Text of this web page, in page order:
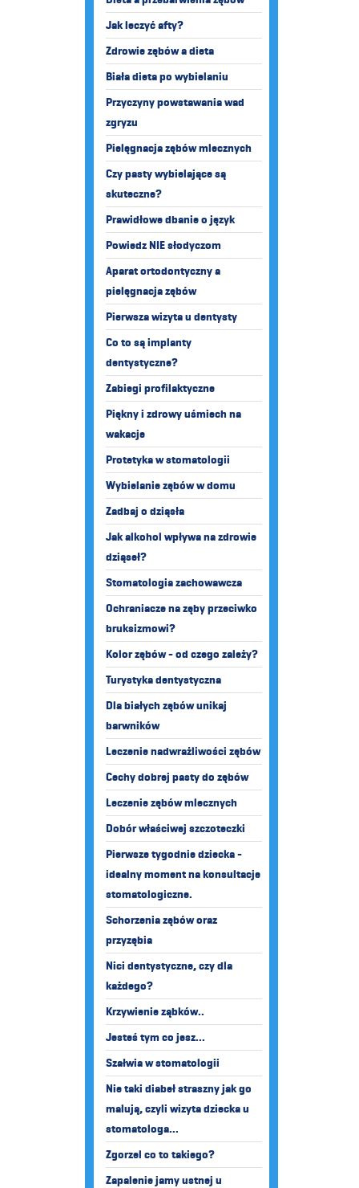
Jak leczyć afty?
Zdrowie zębów a dieta
Biała dieta po wybielaniu
Przyczyny powstawania wad
zgryzu
Pielęgnacja zębów mlecznych
Czy pasty wybielające są
skuteczne?
Prawidłowe dbanie o język
Powiedz NIE słodyczom
Aparat ortodontyczny a
pielęgnacja zębów
Pierwsza wizyta u dentysty
Co to są implanty
dentystyczne?
Zabiegi profilaktyczne
Piękny i zdrowy uśmiech na
wakacje
Protetyka w stomatologii
Wybielanie zębów w domu
Zadbaj o dziąsła
Jak alkohol wpływa na zdrowie
dziąseł?
Stomatologia zachowawcza
Ochraniacze na zęby przeciwko
bruksizmowi?
Kolor zębów - od czego zależy?
Turystyka dentystyczna
Dla białych zębów unikaj
barwników
Leczenie nadwrażliwości zębów
Cechy dobrej pasty do zębów
Leczenie zębów mlecznych
Dobór właściwej szczoteczki
Pierwsze tygodnie dziecka -
idealny moment na konsultacje
stomatologiczne.
Schorzenia zębów oraz
przyzębia
Nici dentystyczne, czy dla
każdego?
Krzywienie ząbków..
Jesteś tym co jesz...
Szałwia w stomatologii
Nie taki diabeł straszny jak go
malują, czyli wizyta dziecka u
stomatologa...
Zgorzel co to takiego?
Zapalenie jamy ustnej u